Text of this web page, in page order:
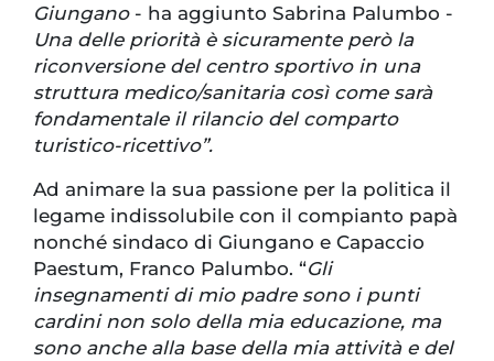
Giungano - ha aggiunto Sabrina Palumbo -
Una delle priorità è sicuramente però la
riconversione del centro sportivo in una
struttura medico/sanitaria così come sarà
fondamentale il rilancio del comparto
turistico-ricettivo”.
Ad animare la sua passione per la politica il
legame indissolubile con il compianto papà
nonché sindaco di Giungano e Capaccio
Paestum, Franco Palumbo. “Gli
insegnamenti di mio padre sono i punti
cardini non solo della mia educazione, ma
sono anche alla base della mia attività e del